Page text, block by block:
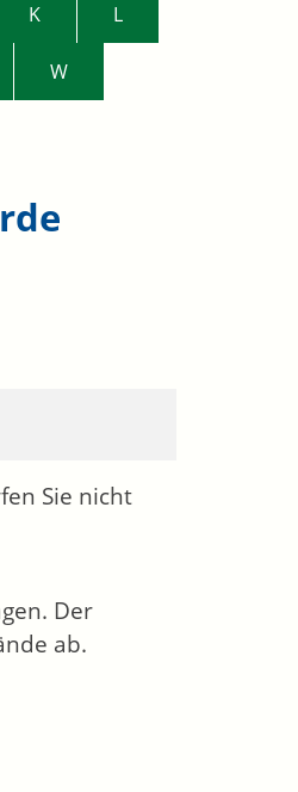
K L
W
Sie nicht
Der
ab.